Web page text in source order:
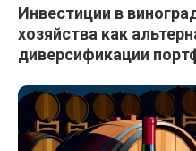
Инвестиции в
хозяйства как
диверсификации